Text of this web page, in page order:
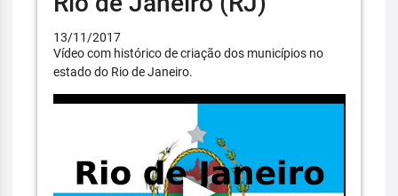
13/11/2017
Vídeo com histórico de criação dos municípios no
estado do Rio de Janeiro.